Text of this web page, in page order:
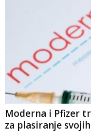
Moderna i Pfizer
za plasiranje